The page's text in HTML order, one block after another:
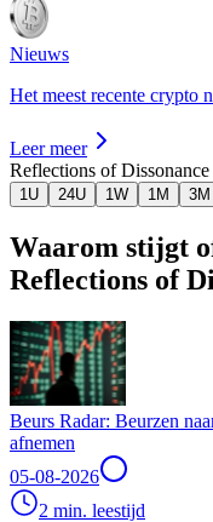
Nieuws
Het meest recente crypto
Leer meer
Reflections of
1U 24U 1W 1M 3M
Waarom stijgt
Reflections of
Beurs Radar: Beurzen
afnemen
05-08-2026
2 min. leestijd